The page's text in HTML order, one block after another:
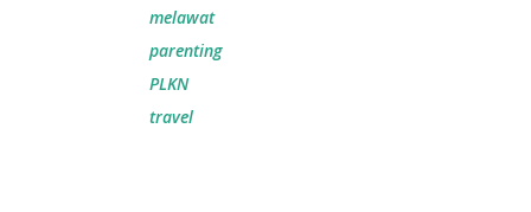
melawat
parenting
PLKN
travel